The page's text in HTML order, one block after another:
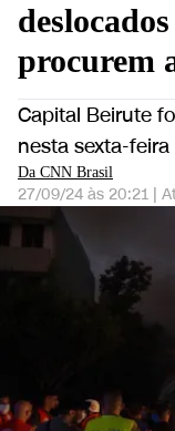
procurem
Capital Beirute
nesta sexta-feira
Da CNN Brasil
27/09/24 às 20:21 |